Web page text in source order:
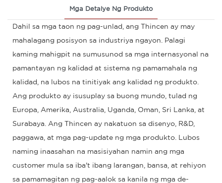
Mga Detalye Ng Produkto
Dahil sa mga taon ng pag-unlad, ang Thincen ay may
mahalagang posisyon sa industriya ngayon. Palagi
kaming mahigpit na sumusunod sa mga internasyonal na
pamantayan ng kalidad at sistema ng pamamahala ng
kalidad, na lubos na tinitiyak ang kalidad ng produkto.
Ang produkto ay isusuplay sa buong mundo, tulad ng
Europa, Amerika, Australia, Uganda, Oman, Sri Lanka, at
Surabaya. Ang Thincen ay nakatuon sa disenyo, R&D,
paggawa, at mga pag-update ng mga produkto. Lubos
naming inaasahan na masisiyahan namin ang mga
customer mula sa iba't ibang larangan, bansa, at rehiyon
sa pamamagitan ng pag-aalok sa kanila ng mga de-